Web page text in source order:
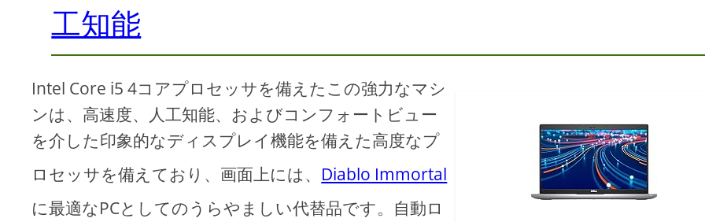
工知能
Intel Core i5 4コアプロセッサを備えたこの強力なマシ
ンは、高速度、人工知能、およびコンフォートビュー
を介した印象的なディスプレイ機能を備えた高度なプ
ロセッサを備えており、画面上には、 Diablo Immortal
に最適なPCとしてのうらやましい代替品です。自動ロ